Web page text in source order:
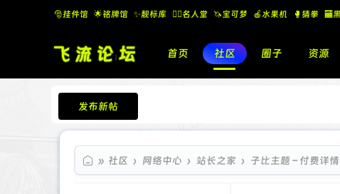
🎅挂件馆 🌟铭牌馆 ✨️靓标库 🧚‍♂️名人堂 🦄宝可梦 🍎水果机 🥊猜拳 🏧
首页 社区 圈子 资源
发布新帖
飞流论坛
» 社区 › 网络中心 › 站长之家 › 子比主题 – 付费详